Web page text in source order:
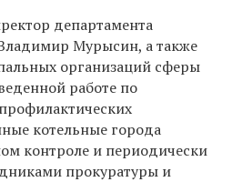
департамента
Мурысин, а также
организаций сферы
работе по
котельные города
контроле и периодически
прокуратуры и